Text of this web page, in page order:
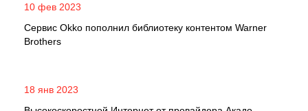
10 фев 2023
Сервис Okko пополнил библиотеку контентом Warner
Brothers
18 янв 2023